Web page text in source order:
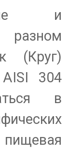
и
(Круг)
304
в
пищевая